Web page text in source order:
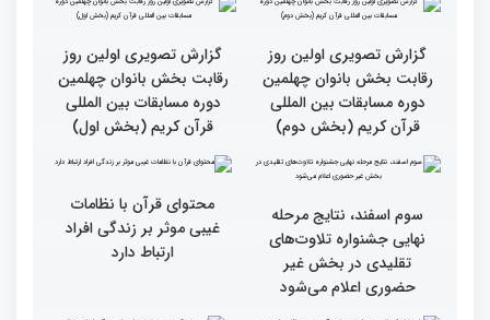
متسابقین چهلمین دوره
مسابقات بین المللی قرآن
کریم از باغ موزه دفاع
مقدس(بخش اول)
بخش برادران مسابقات
بین‌المللی قرآن کریم
گزارش تصویری اولین روز
رقابت بخش بانوان چهلمین
دوره مسابقات بین المللی
قرآن کریم (بخش دوم)
گزارش تصویری اولین روز
رقابت بخش بانوان چهلمین
دوره مسابقات بین المللی